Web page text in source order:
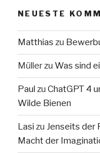
NEUESTE
Matthias zu
Müllerzu Was sind
Paul zu ChatGPT 4
Wilde Bienen
Lasi zu Jenseits der
Macht der